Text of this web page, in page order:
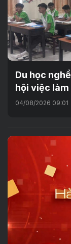
Du học
hội việc làm
04/08/2026 09:01